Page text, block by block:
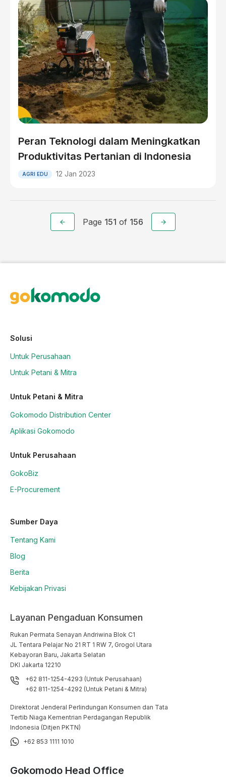
Peran Teknologi dalam Meningkatkan
Produktivitas Pertanian di Indonesia
AGRI EDU 12 Jan 2023
Page 151 of 156
Solusi
Untuk Perusahaan
Untuk Petani & Mitra
Untuk Petani & Mitra
Gokomodo Distribution Center
Aplikasi Gokomodo
Untuk Perusahaan
GokoBiz
E-Procurement
Sumber Daya
Tentang Kami
Blog
Berita
Kebijakan Privasi
Layanan Pengaduan Konsumen
Rukan Permata Senayan Andriwina Blok C1
JL Tentara Pelajar No 21 RT 1 RW 7, Grogol Utara
Kebayoran Baru, Jakarta Selatan
DKI Jakarta 12210
+62 811-1254-4293 (Untuk Perusahaan)
+62 811-1254-4292 (Untuk Petani & Mitra)
Direktorat Jenderal Perlindungan Konsumen dan Tata
Tertib Niaga Kementrian Perdagangan Republik
Indonesia (Ditjen PKTN)
+62 853 1111 1010
Gokomodo Head Office